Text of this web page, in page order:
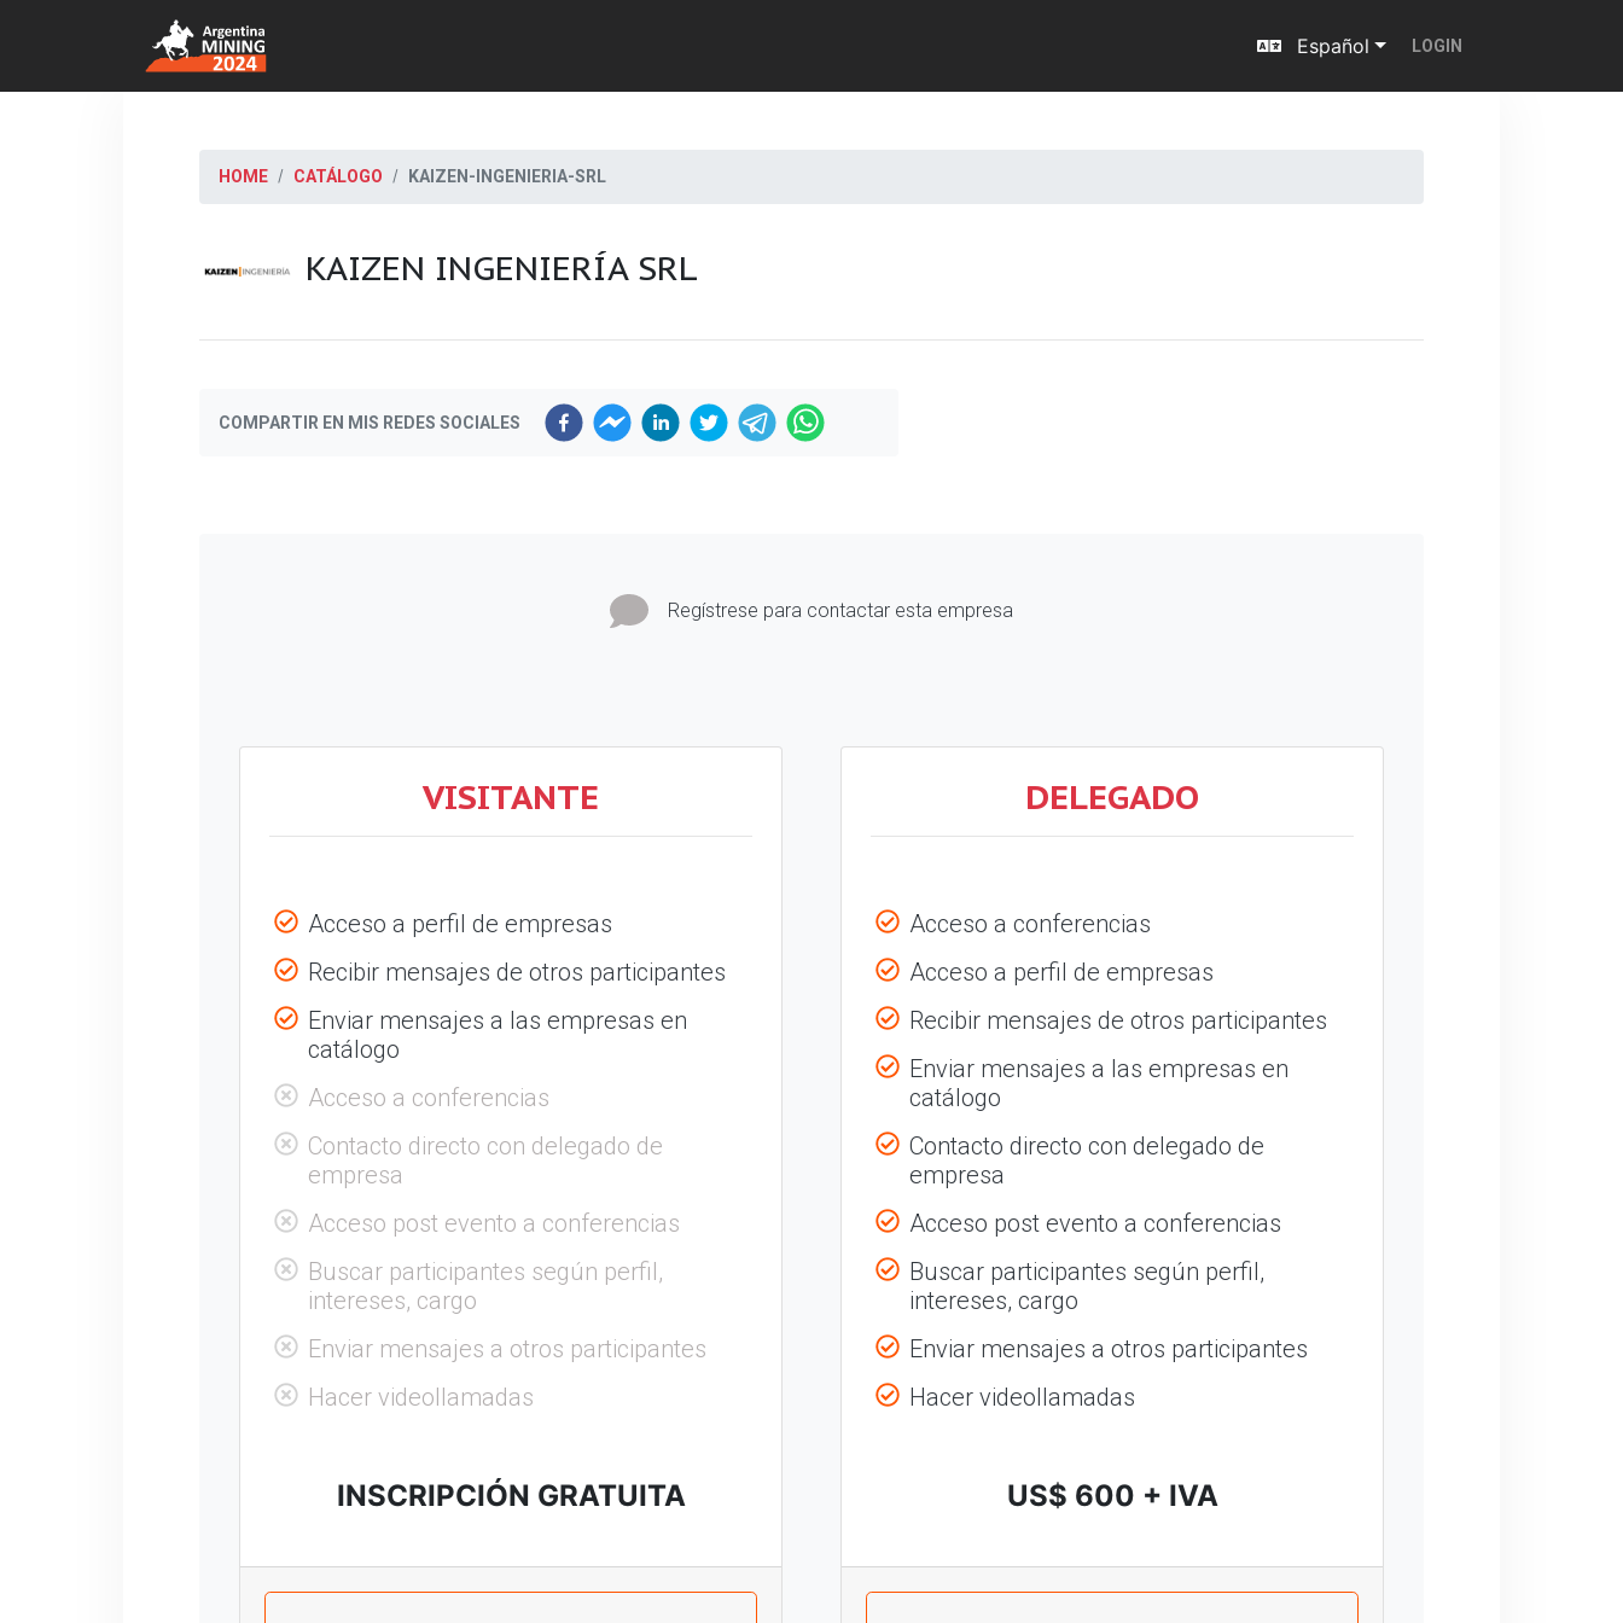
Español LOGIN
HOME CATÁLOGO KAIZEN-INGENIERIA-SRL
KAIZEN INGENIERÍA SRL
COMPARTIR EN MIS REDES SOCIALES
Regístrese para contactar esta empresa
VISITANTE
Acceso a perfil de empresas
Recibir mensajes de otros participantes
Enviar mensajes a las empresas en
catálogo
Acceso a conferencias
Contacto directo con delegado de
empresa
Acceso post evento a conferencias
Buscar participantes según perfil,
intereses, cargo
Enviar mensajes a otros participantes
Hacer videollamadas
INSCRIPCIÓN GRATUITA
DELEGADO
Acceso a conferencias
Acceso a perfil de empresas
Recibir mensajes de otros participantes
Enviar mensajes a las empresas en
catálogo
Contacto directo con delegado de
empresa
Acceso post evento a conferencias
Buscar participantes según perfil,
intereses, cargo
Enviar mensajes a otros participantes
Hacer videollamadas
US$ 600 + IVA